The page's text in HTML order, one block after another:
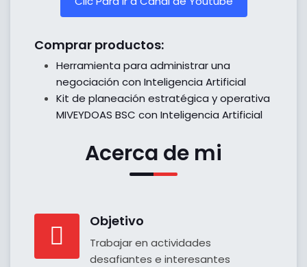
Comprar productos:
Herramienta para administrar una
negociación con Inteligencia Artificial
Kit de planeación estratégica y operativa
MIVEYDOAS BSC con Inteligencia Artificial
Acerca de mi
Objetivo
Trabajar en actividades
desafiantes e interesantes